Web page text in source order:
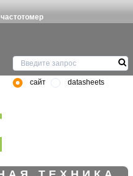
сайт datasheets